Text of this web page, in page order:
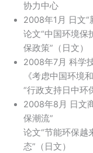
协力中心
2008年1月 日文“
论文“中国环境
保政策”（日文）
2008年7月 科学
《考虑中国环境
“行政支持日中环
2008年8月 日文
保潮流”
论文“节能环保越
态”（日文）